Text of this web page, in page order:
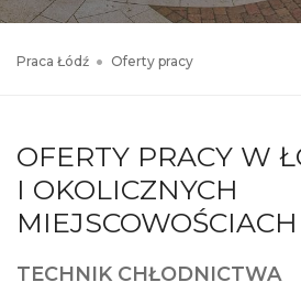
Praca Łódź Oferty pracy
OFERTY PRACY W
I OKOLICZNYCH
MIEJSCOWOŚCIACH
TECHNIK CHŁODNICTWA